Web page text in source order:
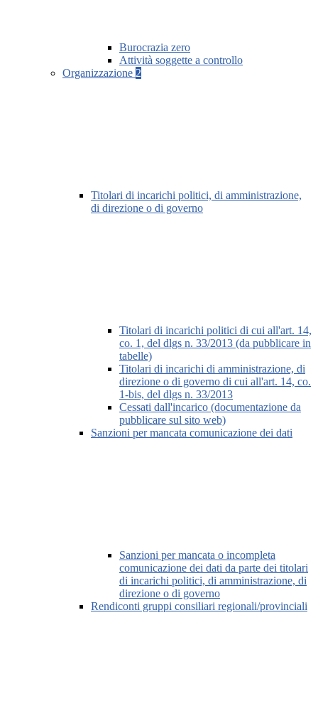
Burocrazia zero
Attività soggette a controllo
Organizzazione 2
Titolari di incarichi politici, di amministrazione,
di direzione o di governo
Titolari di incarichi politici di cui all'art. 14,
co. 1, del dlgs n. 33/2013 (da pubblicare in
tabelle)
Titolari di incarichi di amministrazione, di
direzione o di governo di cui all'art. 14, co.
1-bis, del dlgs n. 33/2013
Cessati dall'incarico (documentazione da
pubblicare sul sito web)
Sanzioni per mancata comunicazione dei dati
Sanzioni per mancata o incompleta
comunicazione dei dati da parte dei titolari
di incarichi politici, di amministrazione, di
direzione o di governo
Rendiconti gruppi consiliari regionali/provinciali